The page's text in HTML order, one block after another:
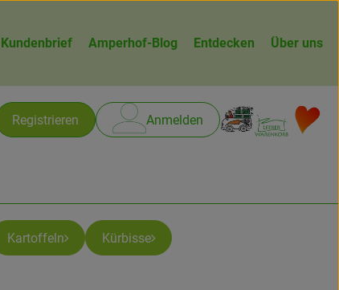
Kundenbrief Amperhof-Blog Entdecken Über uns
Registrieren Anmelden
Kartoffeln Kürbisse